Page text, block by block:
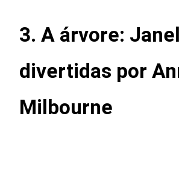
3. A árvore:
divertidas por
Milbourne